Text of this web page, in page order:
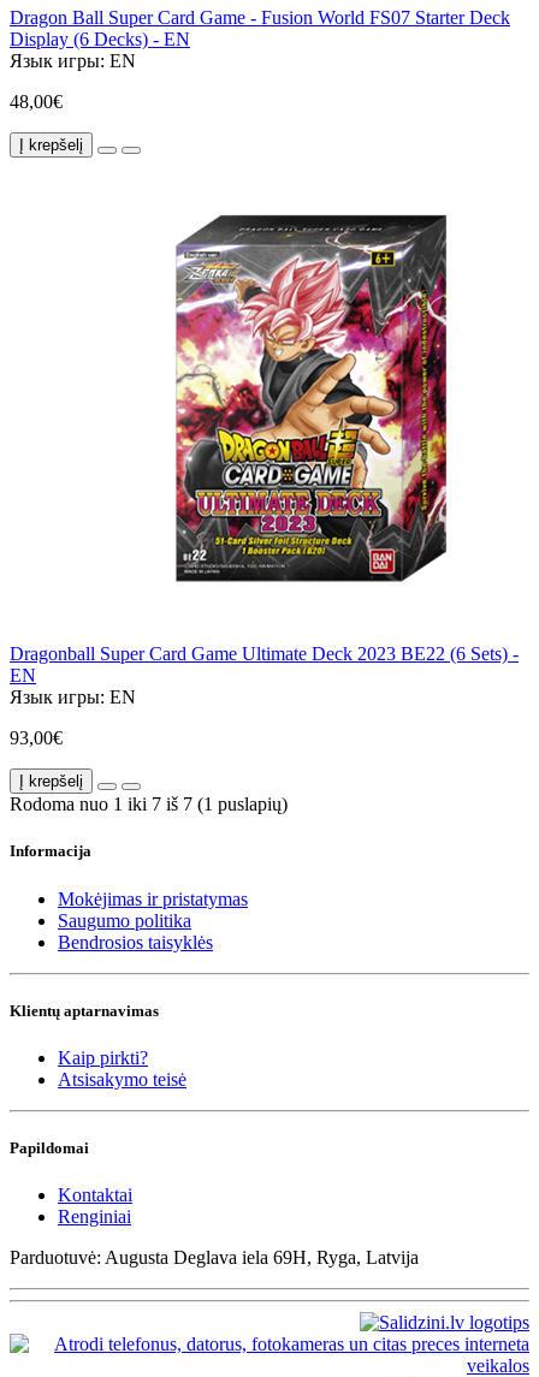
Dragon Ball Super Card Game - Fusion World FS07 Starter Deck
Display (6 Decks) - EN
Язык игры: EN
48,00€
Į krepšelį
Dragonball Super Card Game Ultimate Deck 2023 BE22 (6 Sets) -
EN
Язык игры: EN
93,00€
Į krepšelį
Rodoma nuo 1 iki 7 iš 7 (1 puslapių)
Informacija
Mokėjimas ir pristatymas
Saugumo politika
Bendrosios taisyklės
Klientų aptarnavimas
Kaip pirkti?
Atsisakymo teisė
Papildomai
Kontaktai
Renginiai
Parduotuvė: Augusta Deglava iela 69H, Ryga, Latvija